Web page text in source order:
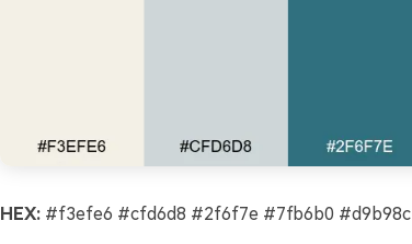
HEX:#f3efe6 #cfd6d8 #2f6f7e #7fb6b0 #d9b98c